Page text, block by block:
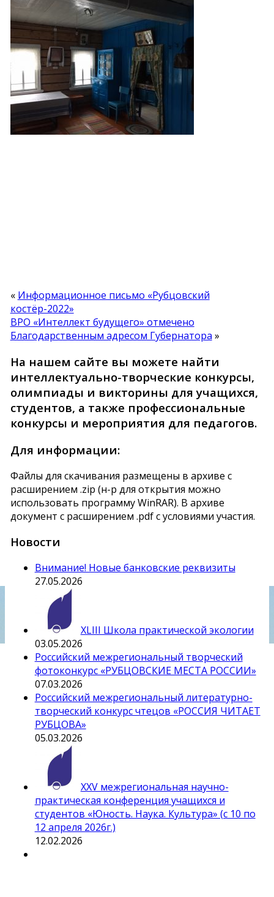
« Информационное письмо «Рубцовский
костёр-2022»
ВРО «Интеллект будущего» отмечено
Благодарственным адресом Губернатора »
На нашем сайте вы можете найти
интеллектуально-творческие конкурсы,
олимпиады и викторины для учащихся,
студентов, а также профессиональные
конкурсы и мероприятия для педагогов.
Для информации:
Файлы для скачивания размещены в архиве с
расширением .zip (н-р для открытия можно
использовать программу WinRAR). В архиве
документ c расширением .pdf с условиями участия.
Новости
Внимание! Новые банковские реквизиты
27.05.2026
XLIII Школа практической экологии
03.05.2026
Российский межрегиональный творческий
фотоконкурс «РУБЦОВСКИЕ МЕСТА РОССИИ»
07.03.2026
Российский межрегиональный литературно-
творческий конкурс чтецов «РОССИЯ ЧИТАЕТ
РУБЦОВА»
05.03.2026
ХXV межрегиональная научно-
практическая конференция учащихся и
студентов «Юность. Наука. Культура» (c 10 по
12 апреля 2026г.)
12.02.2026